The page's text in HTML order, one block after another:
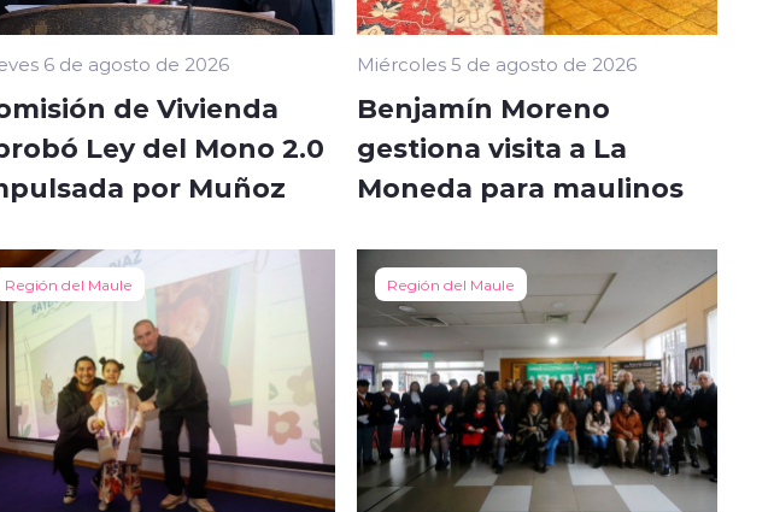
6 de agosto de 2026
de Vivienda
Ley del Mono 2.0
por Muñoz
Miércoles 5 de agosto de 2026
Benjamín Moreno
gestiona visita a La
Moneda para maulinos
Región del Maule Región del Maule